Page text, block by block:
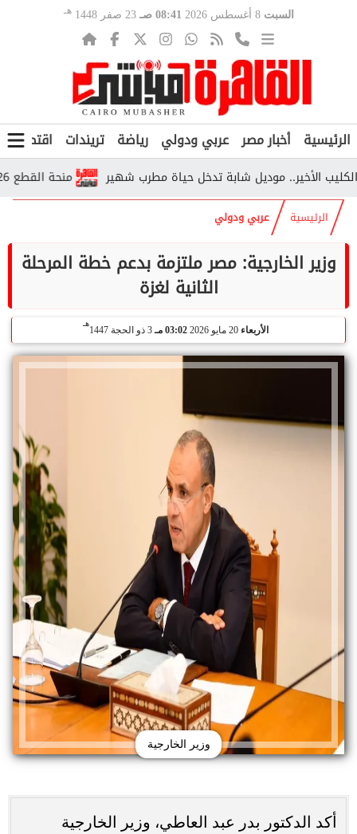
السبت 8 أغسطس 2026 08:41 صـ 23 صفر 1448 هـ
الرئيسية أخبار مصر عربي ودولي رياضة تريندات اقتصاد
منحة القطع 2026.. من يستحقها وكم تبلغ قيمتها وفق التأمينات؟ موديل شابة تدخل حياة مطرب شهير
الرئيسية عربي ودولي
وزير الخارجية: مصر ملتزمة بدعم خطة المرحلة
الثانية لغزة
الأربعاء 20 مايو 2026 03:02 مـ 3 ذو الحجة 1447
هـ
وزير الخارجية
أكد الدكتور بدر عبد العاطي، وزير الخارجية